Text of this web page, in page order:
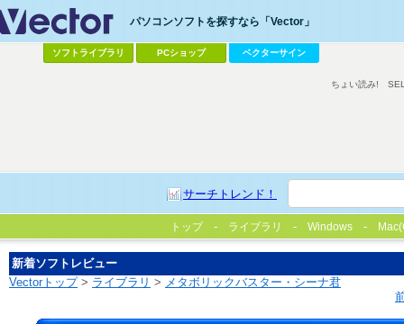
パソコンソフトを探すなら「Vector」
ソフトライブラリ PCショップ ベクターサイン
サーチトレンド！
ちょい読み!
トップ ライブラリ Windows
新着ソフトレビュー
Vectorトップ> ライブラリ > メタボリックバスター・シーナ君